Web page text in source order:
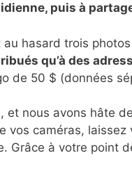
puis à
au hasard trois
qu’à des
de 50 $ (données
et nous avons hâte
caméras,
Grâce à votre point